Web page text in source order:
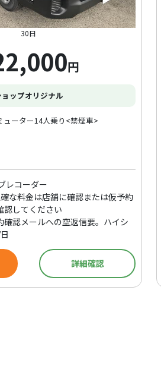
30日
円
ョップオリジナル
ューター14人乗り<禁煙車>
レコーダー
な料金は店舗に確認または仮予約
認してください
確認メールへの空返信要。ハイシ
詳細確認